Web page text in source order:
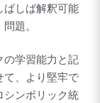
ばしば解釈可能
題。
の学習能力と記
て、より堅牢で
シンボリック統